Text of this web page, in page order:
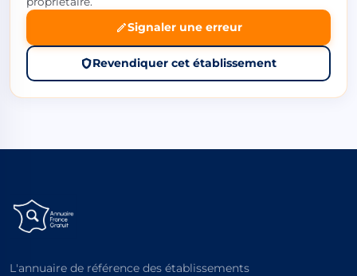
Signaler une erreur
Revendiquer cet établissement
L'annuaire de référence des établissements